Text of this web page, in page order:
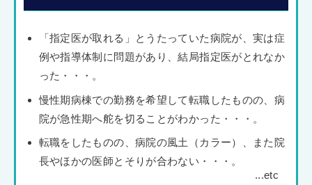
「指定医が取れる」とうたっていた病院が、実は症
例や指導体制に問題があり、結局指定医がとれなか
った・・・。
慢性期病棟での勤務を希望して転職したものの、病
院が急性期へ舵を切ることがわかった・・・。
転職をしたものの、病院の風土（カラー）、また院
長やほかの医師とそりが合わない・・・。